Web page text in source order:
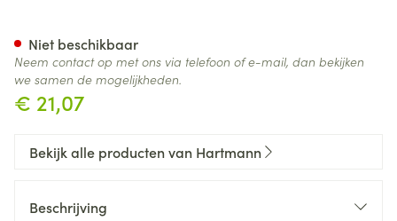
€ 21,07
Niet beschikbaar
Neem contact op met ons via telefoon of e-mail, dan bekijken
we samen de mogelijkheden.
Bekijk alle producten van Hartmann
Beschrijving